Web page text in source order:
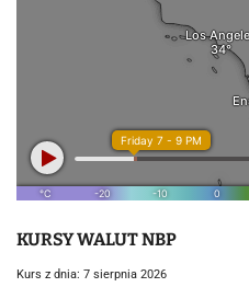
KURSY WALUT NBP
Kurs z dnia: 7 sierpnia 2026